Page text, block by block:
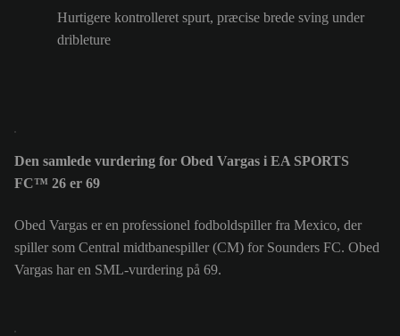
Hurtigere kontrolleret spurt, præcise brede sving under
dribleture
Den samlede vurdering for Obed Vargas i EA SPORTS
FC™ 26 er 69
Obed Vargas er en professionel fodboldspiller fra Mexico, der
spiller som Central midtbanespiller (CM) for Sounders FC. Obed
Vargas har en SML-vurdering på 69.